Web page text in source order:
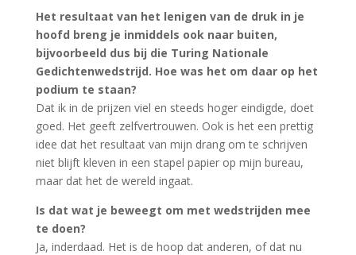
Het resultaat van het lenigen van de druk in je
hoofd breng je inmiddels ook naar buiten,
bijvoorbeeld dus bij die Turing Nationale
Gedichtenwedstrijd. Hoe was het om daar op het
podium te staan?
Dat ik in de prijzen viel en steeds hoger eindigde, doet
goed. Het geeft zelfvertrouwen. Ook is het een prettig
idee dat het resultaat van mijn drang om te schrijven
niet blijft kleven in een stapel papier op mijn bureau,
maar dat het de wereld ingaat.
Is dat wat je beweegt om met wedstrijden mee
te doen?
Ja, inderdaad. Het is de hoop dat anderen, of dat nu